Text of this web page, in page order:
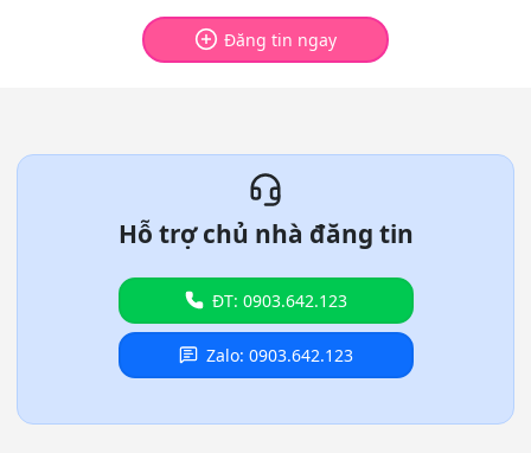
Đăng tin ngay
Hỗ trợ chủ nhà đăng tin
ĐT: 0903.642.123
Zalo: 0903.642.123